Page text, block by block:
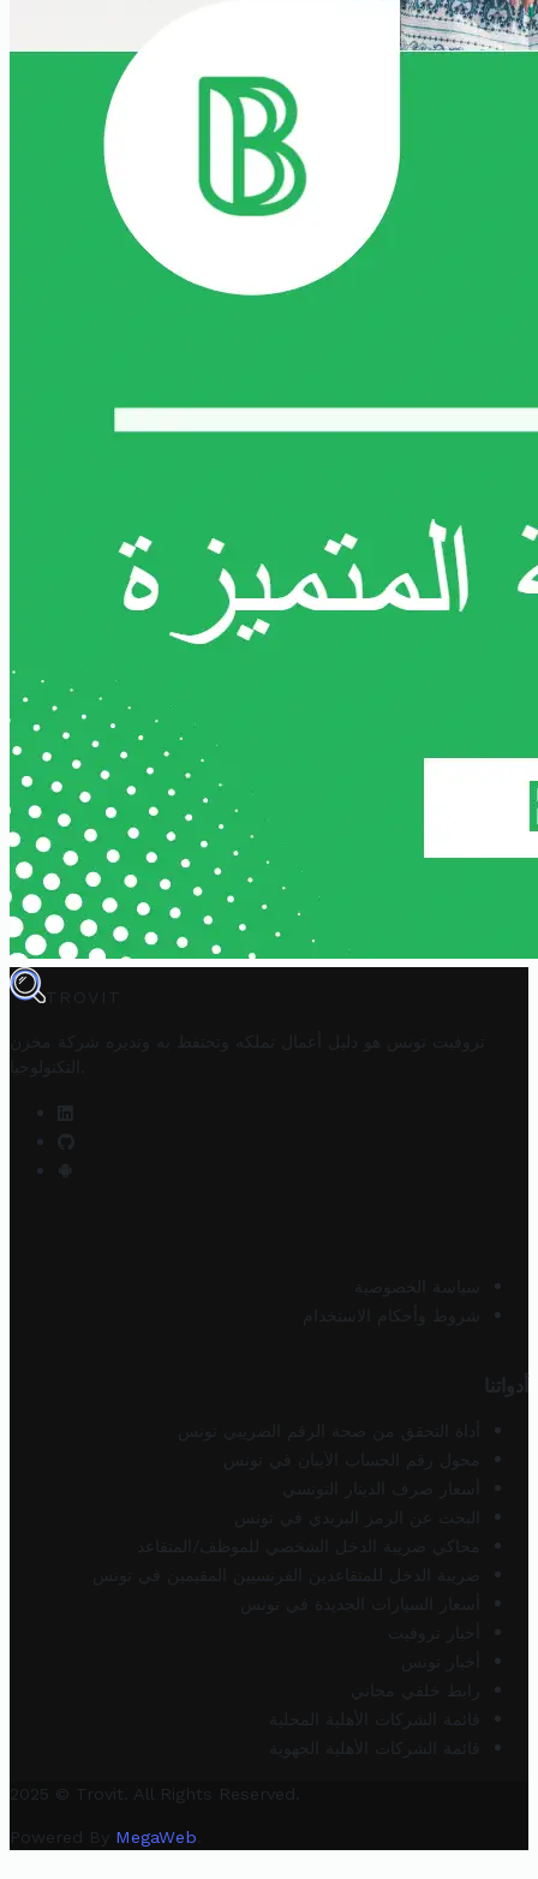
TROVIT
تروفيت تونس هو دليل أعمال تملكه وتحتفظ به وتديره
شركة مخزن
التكنولوجيا
سياسة الخصوصية
شروط وأحكام الاستخدام
أدواتنا
أداة التحقق من صحة الرقم الضريبي تونس
محول رقم الحساب الآيبان في تونس
أسعار صرف الدينار التونسي
البحث عن الرمز البريدي في تونس
محاكي ضريبة الدخل الشخصي للموظف/المتقاعد
ضريبة الدخل للمتقاعدين الفرنسيين المقيمين في تونس
أسعار السيارات الجديدة في تونس
أخبار تروفيت
أخبار تونس
رابط خلفي مجاني
قائمة الشركات الأهلية المحلية
قائمة الشركات الأهلية الجهوية
2025 © Trovit. All Rights Reserved.
Powered By MegaWeb